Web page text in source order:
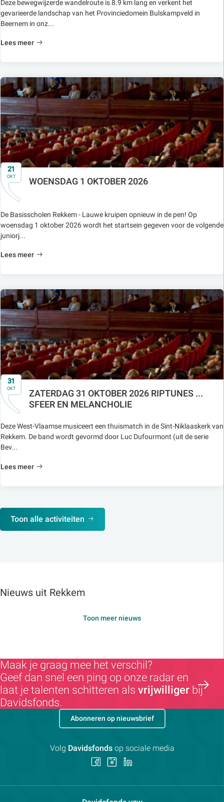
Deze bewegwijzerde wandelroute is 8.9 km lang en verkent het
gevarieerde landschap van het Provinciedomein Bulskampveld in
Beernem in onz...
Lees meer
21
OKT
WOENSDAG 1 OKTOBER 2026
De Basisscholen Rekkem - Lauwe kruipen opnieuw in de pen! Op
woensdag 1 oktober 2026 wordt het startsein gegeven voor de volgende
juniorj...
Lees meer
31
OKT
ZATERDAG 31 OKTOBER 2026 RIPTUNES ...
SFEER EN MELANCHOLIE
Deze West-Vlaamse musiceert een thuismatch in de Sint-Niklaaskerk van
Rekkem. De band wordt gevormd door Luc Dufourmont (uit de serie
Bev...
Lees meer
Toon alle activiteiten
Nieuws uit Rekkem
Toon meer nieuws
Maak je graag mee het verschil?
Geef dan snel een ping op onze radar en
laat je talenten schitteren als vrijwilliger bij
Davidsfonds.
Abonneren op nieuwsbrief
Volg Davidsfondsop sociale media
Volg Volg